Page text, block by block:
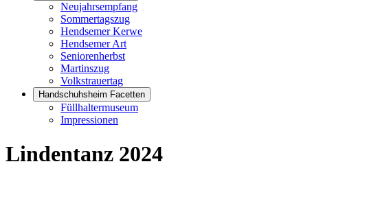
Neujahrsempfang
Sommertagszug
Hendsemer Kerwe
Hendsemer Art
Seniorenherbst
Martinszug
Volkstrauertag
Handschuhsheim Facetten
Füllhaltermuseum
Impressionen
Lindentanz 2024